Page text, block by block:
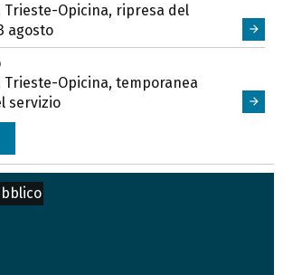
Trieste-Opicina, ripresa del
agosto
Trieste-Opicina, temporanea
servizio